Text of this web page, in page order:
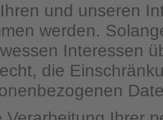
und unseren
werden.
Interessen
die